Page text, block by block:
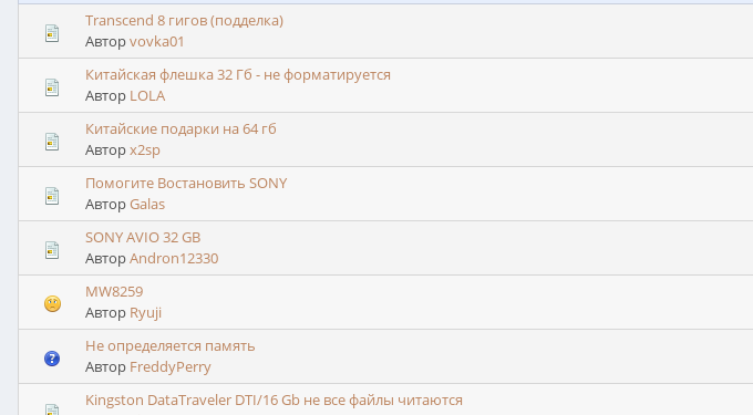
Transcend 8 гигов (подделка)
Авторvovka01
Китайская флешка 32 Гб - не форматируется
Автор LOLA
Китайские подарки на 64 гб
Авторx2sp
Помогите Востановить SONY
АвторGalas
SONY AVIO 32 GB
АвторAndron12330
MW8259
Автор Ryuji
Не определяется память
Автор FreddyPerry
Kingston DataTraveler DTI/16 Gb не все файлы читаются